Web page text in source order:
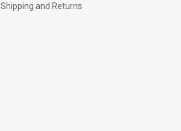
Shipping and Returns